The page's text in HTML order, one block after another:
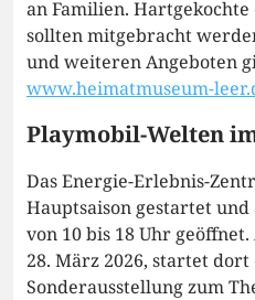
an Familien.
sollten mitgebracht
und weiteren Angeboten
www.heimatmuseum-
Playmobil-Welten
Das Energie-Erlebnis-
Hauptsaison gestartet
von 10 bis 18 Uhr
28. März 2026, startet dort
Sonderausstellung zum